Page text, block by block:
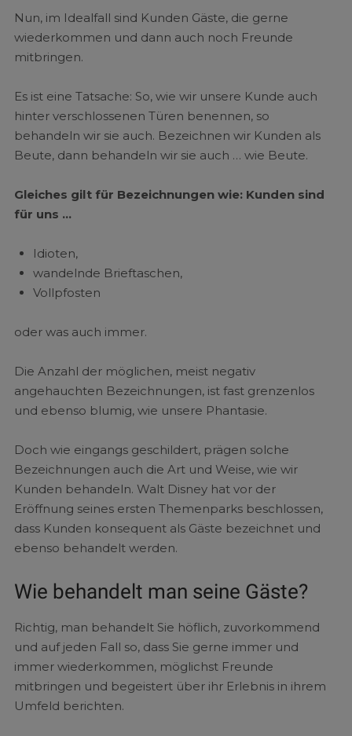
Nun, im Idealfall sind Kunden Gäste, die gerne
wiederkommen und dann auch noch Freunde
mitbringen.
Es ist eine Tatsache: So, wie wir unsere Kunde auch
hinter verschlossenen Türen benennen, so
behandeln wir sie auch. Bezeichnen wir Kunden als
Beute, dann behandeln wir sie auch … wie Beute.
Gleiches gilt für Bezeichnungen wie: Kunden sind
für uns …
Idioten,
wandelnde Brieftaschen,
Vollpfosten
oder was auch immer.
Die Anzahl der möglichen, meist negativ
angehauchten Bezeichnungen, ist fast grenzenlos
und ebenso blumig, wie unsere Phantasie.
Doch wie eingangs geschildert, prägen solche
Bezeichnungen auch die Art und Weise, wie wir
Kunden behandeln. Walt Disney hat vor der
Eröffnung seines ersten Themenparks beschlossen,
dass Kunden konsequent als Gäste bezeichnet und
ebenso behandelt werden.
Wie behandelt man seine Gäste?
Richtig, man behandelt Sie höflich, zuvorkommend
und auf jeden Fall so, dass Sie gerne immer und
immer wiederkommen, möglichst Freunde
mitbringen und begeistert über ihr Erlebnis in ihrem
Umfeld berichten.